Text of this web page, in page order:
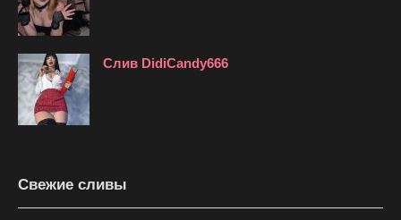
Слив DidiCandy666
Свежие сливы